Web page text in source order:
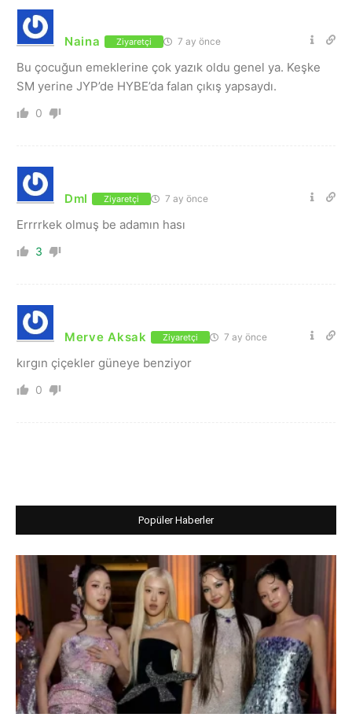
Naina Ziyaretçi 7 ay önce
Bu çocuğun emeklerine çok yazık oldu genel ya. Keşke
SM yerine JYP’de HYBE’da falan çıkış yapsaydı.
0
Dml Ziyaretçi 7 ay önce
Errrrkek olmuş be adamın hası
3
Merve Aksak Ziyaretçi 7 ay önce
kırgın çiçekler güneye benziyor
0
Popüler Haberler